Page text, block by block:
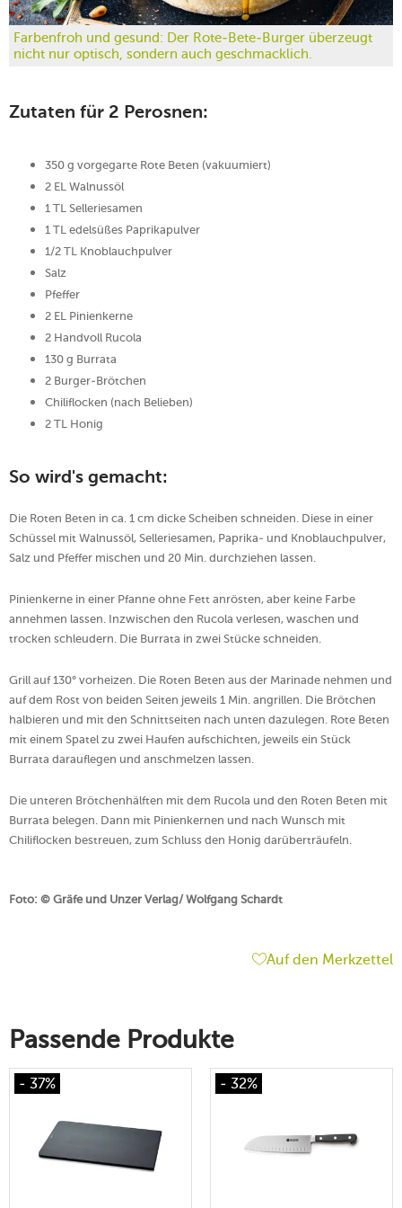
Farbenfroh und gesund: Der Rote-Bete-Burger überzeugt
nicht nur optisch, sondern auch geschmacklich.
Zutaten für 2 Perosnen:
350 g vorgegarte Rote Beten (vakuumiert)
2 EL Walnussöl
1 TL Selleriesamen
1 TL edelsüßes Paprikapulver
1/2 TL Knoblauchpulver
Salz
Pfeffer
2 EL Pinienkerne
2 Handvoll Rucola
130 g Burrata
2 Burger-Brötchen
Chiliflocken (nach Belieben)
2 TL Honig
So wird's gemacht:
Die Roten Beten in ca. 1 cm dicke Scheiben schneiden. Diese in einer
Schüssel mit Walnussöl, Selleriesamen, Paprika- und Knoblauchpulver,
Salz und Pfeffer mischen und 20 Min. durchziehen lassen.
Pinienkerne in einer Pfanne ohne Fett anrösten, aber keine Farbe
annehmen lassen. Inzwischen den Rucola verlesen, waschen und
trocken schleudern. Die Burrata in zwei Stücke schneiden.
Grill auf 130° vorheizen. Die Roten Beten aus der Marinade nehmen und
auf dem Rost von beiden Seiten jeweils 1 Min. angrillen. Die Brötchen
halbieren und mit den Schnittseiten nach unten dazulegen. Rote Beten
mit einem Spatel zu zwei Haufen aufschichten, jeweils ein Stück
Burrata darauflegen und anschmelzen lassen.
Die unteren Brötchenhälften mit dem Rucola und den Roten Beten mit
Burrata belegen. Dann mit Pinienkernen und nach Wunsch mit
Chiliflocken bestreuen, zum Schluss den Honig darüberträufeln.
Foto: © Gräfe und Unzer Verlag/ Wolfgang Schardt
Auf den Merkzettel
Passende Produkte
- 37% - 32%